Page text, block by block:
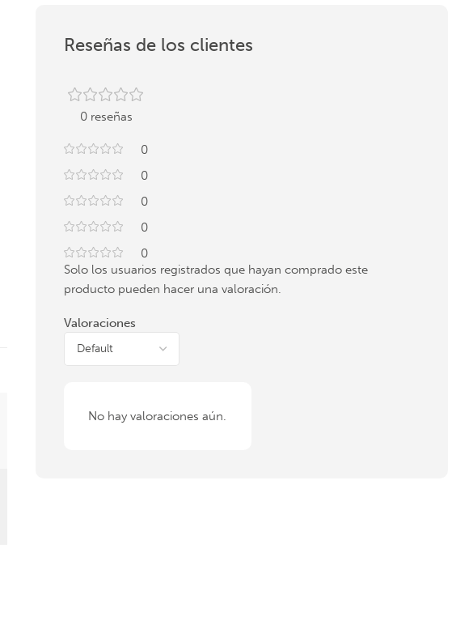
Reseñas de los clientes
0 reseñas
0
0
0
0
0
Valoraciones
No hay valoraciones aún.
Solo los usuarios registrados que hayan comprado este
producto pueden hacer una valoración.